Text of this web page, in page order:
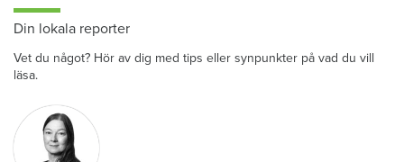
Din lokala reporter
Vet du något? Hör av dig med tips eller synpunkter på vad du vill
läsa.